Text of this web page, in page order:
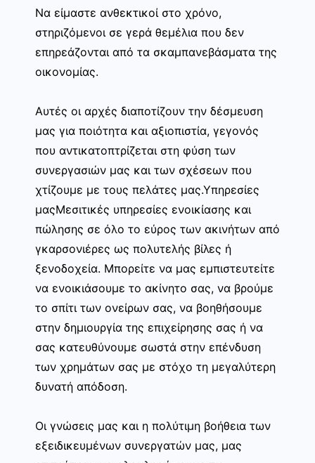
Να είμαστε ανθεκτικοί στο χρόνο,
στηριζόμενοι σε γερά θεμέλια που δεν
επηρεάζονται από τα σκαμπανεβάσματα της
οικονομίας.
Αυτές οι αρχές διαποτίζουν την δέσμευση
μας για ποιότητα και αξιοπιστία, γεγονός
που αντικατοπτρίζεται στη φύση των
συνεργασιών μας και των σχέσεων που
χτίζουμε με τους πελάτες μας.Υπηρεσίες
μαςΜεσιτικές υπηρεσίες ενοικίασης και
πώλησης σε όλο το εύρος των ακινήτων από
γκαρσονιέρες ως πολυτελής βίλες ή
ξενοδοχεία. Μπορείτε να μας εμπιστευτείτε
να ενοικιάσουμε το ακίνητο σας, να βρούμε
το σπίτι των ονείρων σας, να βοηθήσουμε
στην δημιουργία της επιχείρησης σας ή να
σας κατευθύνουμε σωστά στην επένδυση
των χρημάτων σας με στόχο τη μεγαλύτερη
δυνατή απόδοση.
Οι γνώσεις μας και η πολύτιμη βοήθεια των
εξειδικευμένων συνεργατών μας, μας